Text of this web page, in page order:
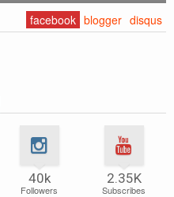
facebook blogger disqus
40k
Followers
2.35K
Subscribes